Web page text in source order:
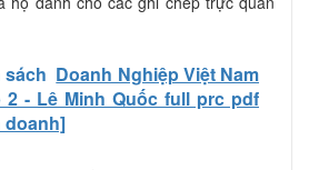
sách Doanh Nghiệp Việt Nam
2 - Lê Minh Quốc full prc pdf
doanh]